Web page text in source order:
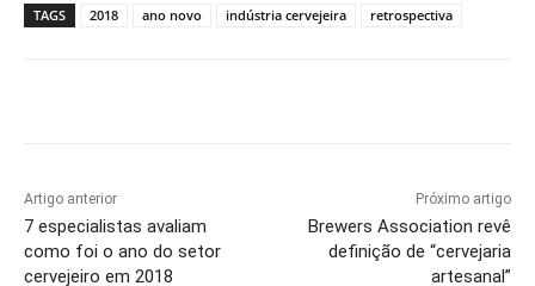
TAGS 2018 ano novo indústria cervejeira retrospectiva
Artigo anterior
7 especialistas avaliam
como foi o ano do setor
cervejeiro em 2018
Próximo artigo
Brewers Association revê
definição de “cervejaria
artesanal”